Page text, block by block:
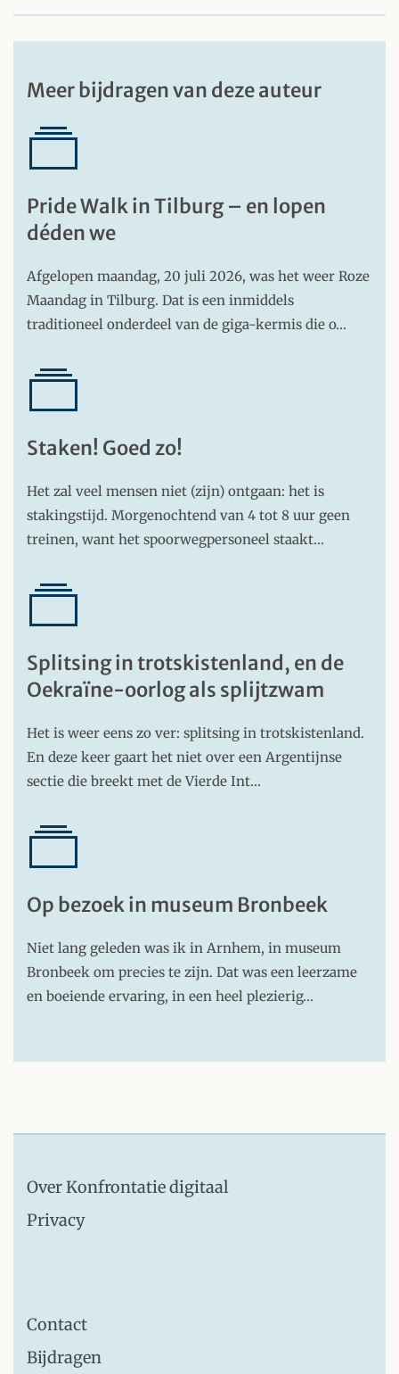
Meer bijdragen van deze auteur
Pride Walk in Tilburg – en lopen
déden we
Afgelopen maandag, 20 juli 2026, was het weer Roze
Maandag in Tilburg. Dat is een inmiddels
traditioneel onderdeel van de giga-kermis die o…
Staken! Goed zo!
Het zal veel mensen niet (zijn) ontgaan: het is
stakingstijd. Morgenochtend van 4 tot 8 uur geen
treinen, want het spoorwegpersoneel staakt…
Splitsing in trotskistenland, en de
Oekraïne-oorlog als splijtzwam
Het is weer eens zo ver: splitsing in trotskistenland.
En deze keer gaart het niet over een Argentijnse
sectie die breekt met de Vierde Int…
Op bezoek in museum Bronbeek
Niet lang geleden was ik in Arnhem, in museum
Bronbeek om precies te zijn. Dat was een leerzame
en boeiende ervaring, in een heel plezierig…
Over Konfrontatie digitaal
Privacy
Contact
Bijdragen